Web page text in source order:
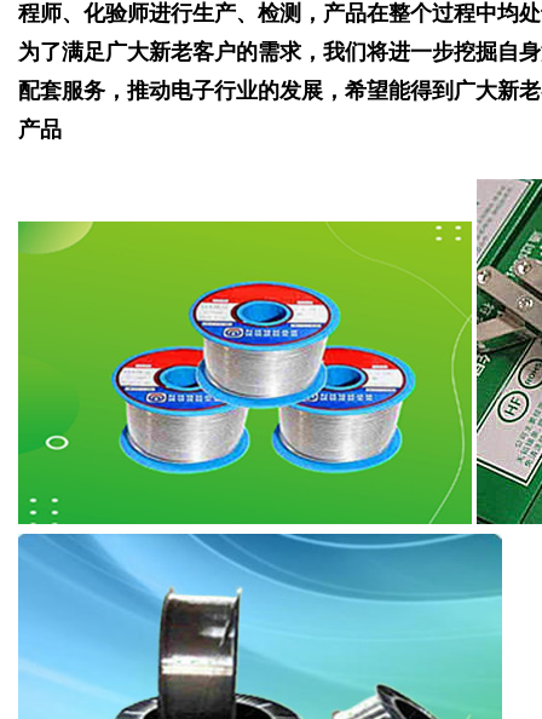
程师、化验师进行生产、检测，产品在整个过程中均
为了满足广大新老客户的需求，我们将进一步挖掘自
配套服务，推动电子行业的发展，希望能得到广大新
产品